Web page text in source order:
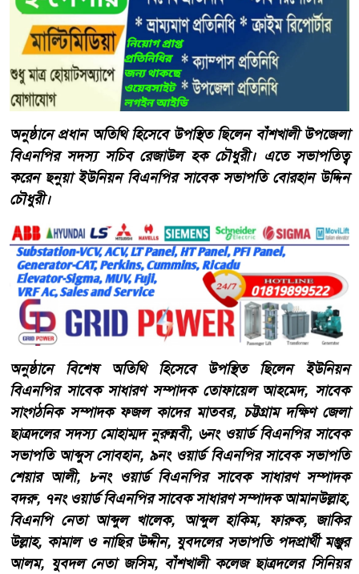
অনুষ্ঠানে প্রধান অতিথি হিসেবে উপস্থিত ছিলেন বাঁশখালী উপজেলা
বিএনপির সদস্য সচিব রেজাউল হক চৌধুরী। এতে সভাপতিত্ব
করেন ছনুয়া ইউনিয়ন বিএনপির সাবেক সভাপতি বোরহান উদ্দিন
চৌধুরী।
অনুষ্ঠানে বিশেষ অতিথি হিসেবে উপস্থিত ছিলেন ইউনিয়ন
বিএনপির সাবেক সাধারণ সম্পাদক তোফায়েল আহমেদ, সাবেক
সাংগঠনিক সম্পাদক ফজল কাদের মাতবর, চট্টগ্রাম দক্ষিণ জেলা
ছাত্রদলের সদস্য মোহাম্মদ নুরুন্নবী, ৬নং ওয়ার্ড বিএনপির সাবেক
সভাপতি আব্দুস সোবহান, ৯নং ওয়ার্ড বিএনপির সাবেক সভাপতি
শেয়ার আলী, ৮নং ওয়ার্ড বিএনপির সাবেক সাধারণ সম্পাদক
বদরু, ৭নং ওয়ার্ড বিএনপির সাবেক সাধারণ সম্পাদক আমানউল্লাহ,
বিএনপি নেতা আব্দুল খালেক, আব্দুল হাকিম, ফারুক, জাকির
উল্লাহ, কামাল ও নাছির উদ্দীন, যুবদলের সভাপতি পদপ্রার্থী মঞ্জুর
আলম, যুবদল নেতা জসিম, বাঁশখালী কলেজ ছাত্রদলের সিনিয়র